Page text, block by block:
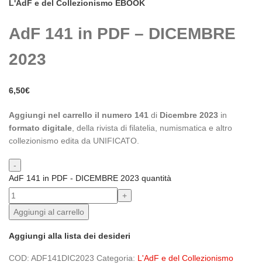
L'AdF e del Collezionismo EBOOK
AdF 141 in PDF – DICEMBRE
2023
6,50€
Aggiungi nel carrello il numero 141 di Dicembre 2023 in
formato digitale , della rivista di filatelia, numismatica e altro
collezionismo edita da UNIFICATO.
AdF 141 in PDF - DICEMBRE 2023 quantità
Aggiungi al carrello
Aggiungi alla lista dei desideri
COD: ADF141DIC2023 Categoria: L'AdF e del Collezionismo